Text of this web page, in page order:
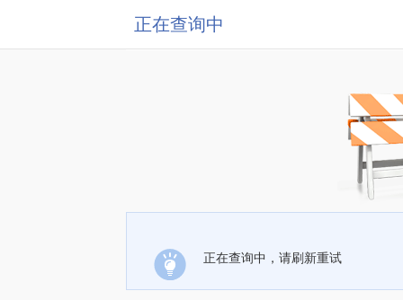
正在查询中
正在查询中，请刷新重试